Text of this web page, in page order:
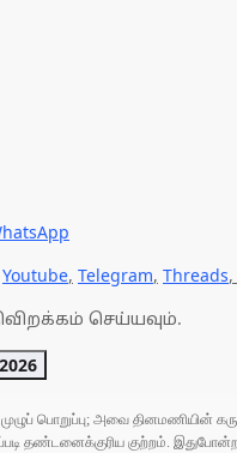
Youtube, Telegram, Threads,
செய்யவும்.
பொறுப்பு; அவை தினமணியின்
குற்றம். இதுபோன்ற